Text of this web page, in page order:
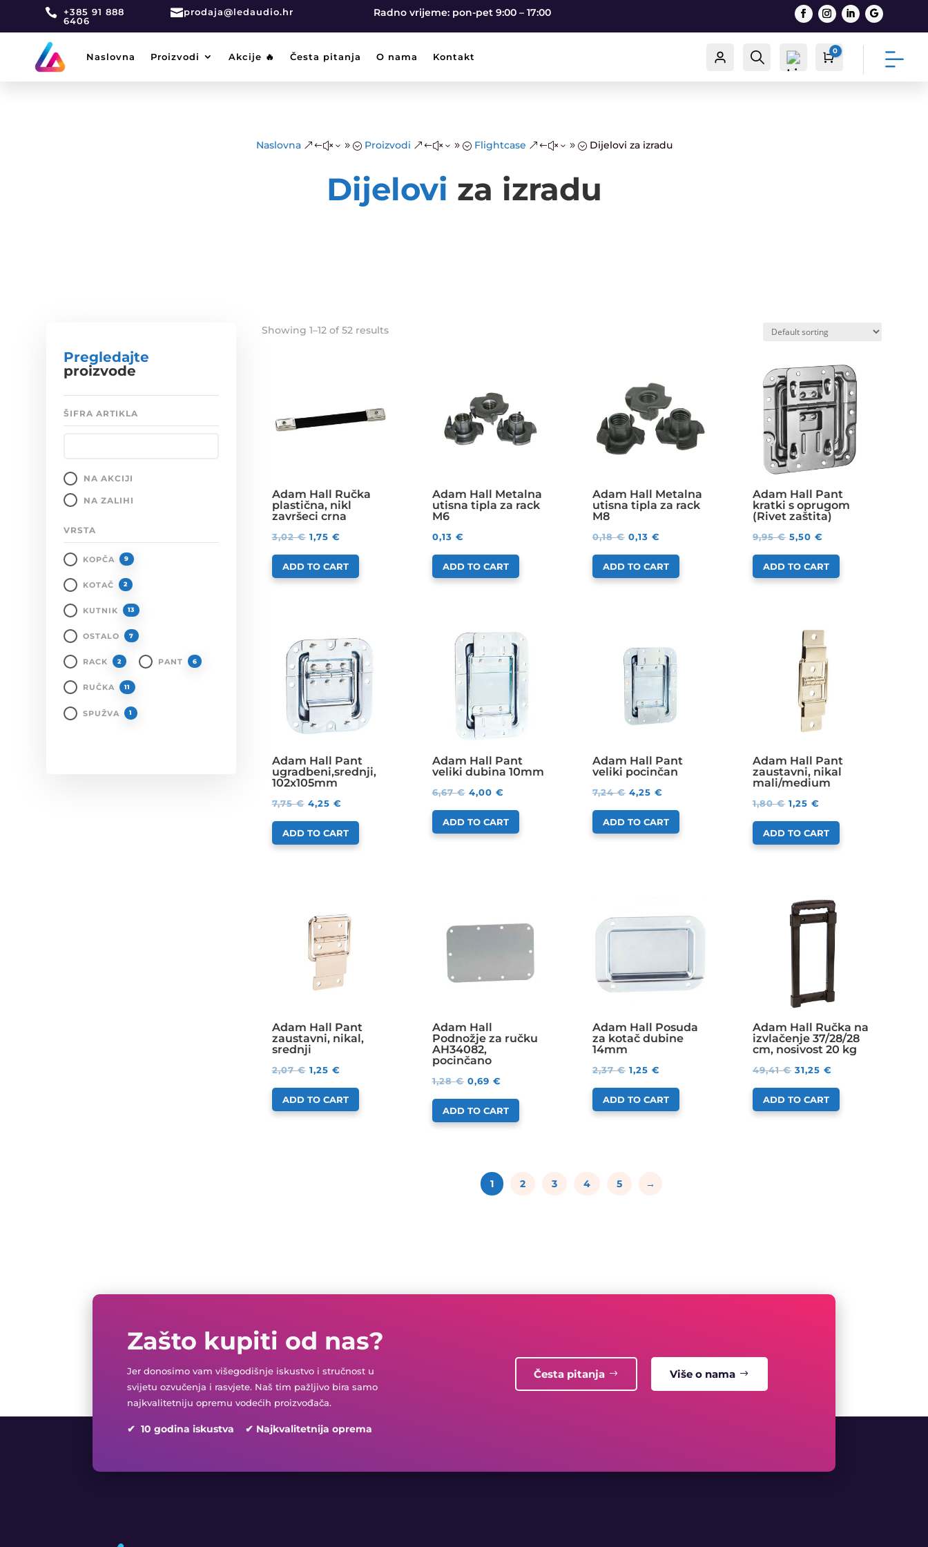
 +385 91 888
6406
prodaja@ledaudio.hr Radno vrijeme: pon-pet 9:00 – 17:00
Naslovna Proizvodi Akcije 🔥 Česta pitanja O nama Kontakt Račun Traži Cart
0
€
Naslovna &#x39; Proizvodi &#x39; Flightcase &#x39; Dijelovi za izradu
Dijelovi za izradu
Pregledajte
proizvode
ŠIFRA ARTIKLA
NA AKCIJI
NA ZALIHI
VRSTA
KOPČA 9
KOTAČ 2
KUTNIK 13
OSTALO 7
RACK 2 PANT 6
RUČKA 11
SPUŽVA 1
Showing 1–12 of 52 results
Adam Hall Ručka
plastična, nikl
završeci crna
3,02€ 1,75 €
ADD TO CART
Adam Hall Metalna
utisna tipla za rack
M6
0,13 €
ADD TO CART
Adam Hall Metalna
utisna tipla za rack
M8
0,18€ 0,13 €
ADD TO CART
Adam Hall Pant
kratki s oprugom
(Rivet zaštita)
9,95€ 5,50€
ADD TO CART
Adam Hall Pant
ugradbeni,srednji,
102x105mm
7,75€ 4,25 €
ADD TO CART
Adam Hall Pant
veliki dubina 10mm
6,67€ 4,00 €
ADD TO CART
Adam Hall Pant
veliki pocinčan
7,24€ 4,25 €
ADD TO CART
Adam Hall Pant
zaustavni, nikal
mali/medium
1,80€ 1,25€
ADD TO CART
Adam Hall Pant
zaustavni, nikal,
srednji
2,07€ 1,25 €
ADD TO CART
Adam Hall
Podnožje za ručku
AH34082,
pocinčano
1,28€ 0,69 €
ADD TO CART
Adam Hall Posuda
za kotač dubine
14mm
2,37€ 1,25 €
ADD TO CART
Adam Hall Ručka na
izvlačenje 37/28/28
cm, nosivost 20 kg
49,41€ 31,25€
ADD TO CART
1 2 3 4 5 →
Zašto kupiti od nas?
Jer donosimo vam višegodišnje iskustvo i stručnost u
svijetu ozvučenja i rasvjete. Naš tim pažljivo bira samo
najkvalitetniju opremu vodećih proizvođača.
✔ 10 godina iskustva ✔ Najkvalitetnija oprema
Česta pitanja Više o nama